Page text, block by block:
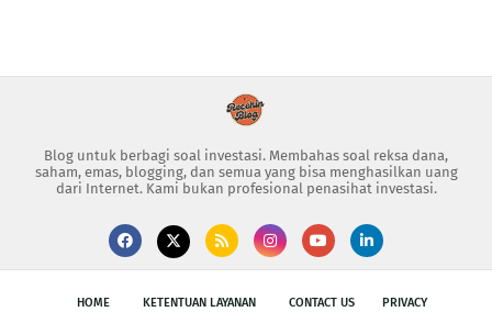
Blog untuk berbagi soal investasi. Membahas soal reksa dana,
saham, emas, blogging, dan semua yang bisa menghasilkan uang
dari Internet. Kami bukan profesional penasihat investasi.
HOME KETENTUAN LAYANAN CONTACT US PRIVACY